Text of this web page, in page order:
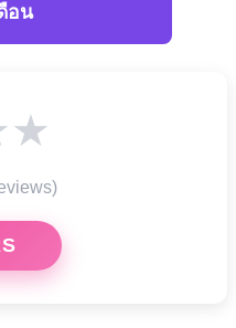
อน
★